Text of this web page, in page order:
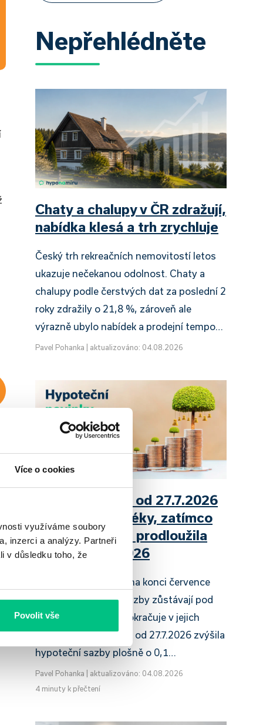
Více o cookies
využíváme soubory
inzerci a analýzy. Partneři
v důsledku toho, že
Povolit vše
Nepřehlédněte
Chaty a chalupy v ČR zdražují,
nabídka klesá a trh zrychluje
Český trh rekreačních nemovitostí letos
ukazuje nečekanou odolnost. Chaty a
chalupy podle čerstvých dat za poslední 2
roky zdražily o 21,8 %, zároveň ale
výrazně ubylo nabídek a prodejní tempo…
Pavel Pohanka aktualizováno: 04.08.2026
UniCredit Bank od 27.7.2026
zdražuje hypotéky, zatímco
Raiffeisenbank prodloužila
slevu do 6.9.2026
Český hypoteční trh na konci července
2026 potvrzuje, že sazby zůstávají pod
tlakem a část bank pokračuje v jejich
růstu. UniCredit Bank od 27.7.2026 zvýšila
hypoteční sazby plošně o 0,1…
Pavel Pohanka
aktualizováno: 04.08.2026
4 minuty k přečtení